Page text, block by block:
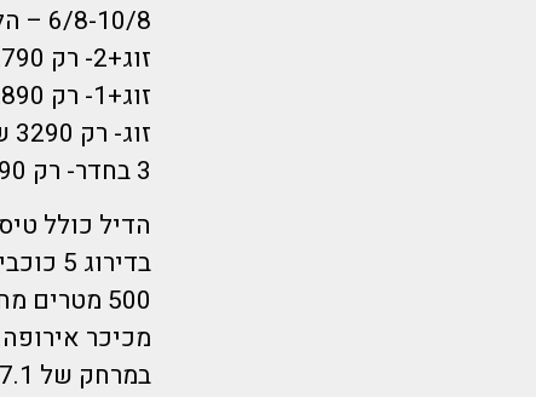
6/8-10/8 – הלוך רביעי בוקר חזור ראשון לילה- 5 ימים מלאים!!!!!
זוג+2- רק 2790 שקל לאדם!
זוג+1- רק 2890 שקל לאדם!
זוג- רק 3290 שקל לאדם!
3 בחדר- רק 3390 שקל לאדם!
במרחק של 7.1 קמ ממרינת לרנקה ובמרחק של 7.3 קמ מטיילת פיניקודס.